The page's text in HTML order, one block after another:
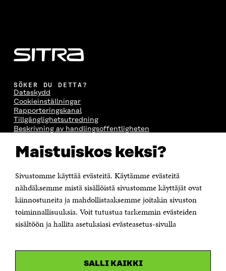
Maistuiskos keksi?
Sivustomme käyttää evästeitä. Käytämme evästeitä
nähdäksemme mistä sisällöistä sivustomme käyttäjät ovat
kiinnostuneita ja mahdollistaaksemme joitakin sivuston
toiminnallisuuksia. Voit tutustua tarkemmin evästeiden
sisältöön ja hallita asetuksiasi evästeasetus-sivulla
SALLI KAIKKI
SÖKER DU DETTA?
Dataskydd
Cookieinställningar
Rapporteringskanal
Tillgänglighetsutredning
Beskrivning av handlingsoffentligheten
Jubileumsfonden för Finlands självständighet Sitra
Östersjögatan 11–13, PB 160,
00181 Helsingfors
Tfn +358 294 618 991
Personalens e-postadresser har formen:
fornamn.efternamn@sitra.fi